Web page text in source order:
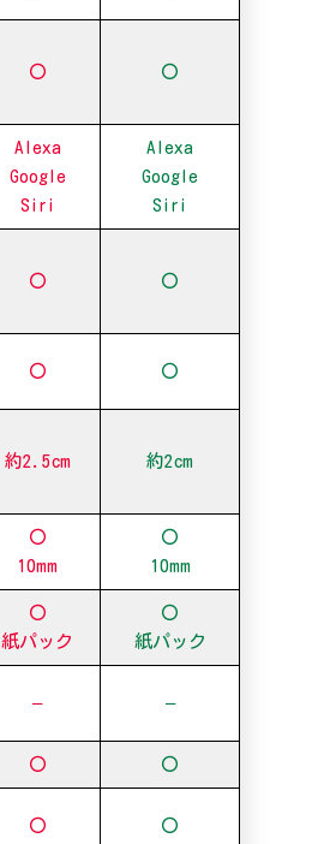
〇 〇
Alexa
Google
Siri
Alexa
Google
Siri
〇 〇
〇 〇
約2.5cm 約2cm
〇
10mm
〇
10mm
〇
紙パック
〇
紙パック
– –
〇 〇
〇 〇